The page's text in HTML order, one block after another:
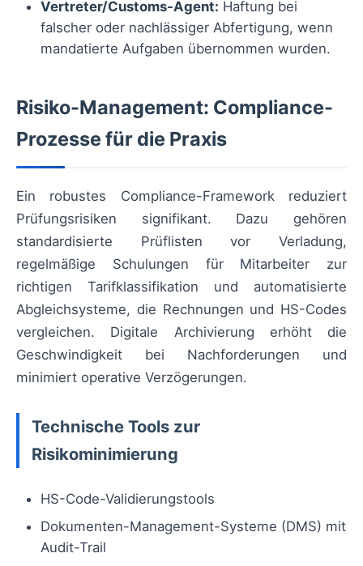
Vertreter/Customs-Agent: Haftung bei
falscher oder nachlässiger Abfertigung, wenn
mandatierte Aufgaben übernommen wurden.
Risiko-Management: Compliance-
Prozesse für die Praxis
Ein robustes Compliance-Framework reduziert
Prüfungsrisiken signifikant. Dazu gehören
standardisierte Prüflisten vor Verladung,
regelmäßige Schulungen für Mitarbeiter zur
richtigen Tarifklassifikation und automatisierte
Abgleichsysteme, die Rechnungen und HS-Codes
vergleichen. Digitale Archivierung erhöht die
Geschwindigkeit bei Nachforderungen und
minimiert operative Verzögerungen.
Technische Tools zur
Risikominimierung
HS-Code-Validierungstools
Dokumenten-Management-Systeme (DMS) mit
Audit-Trail